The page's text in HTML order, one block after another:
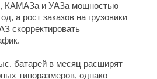
КАМАЗа и УАЗа мощностью
а рост заказов на грузовики
скорректировать
батарей в месяц расширят
типоразмеров, однако